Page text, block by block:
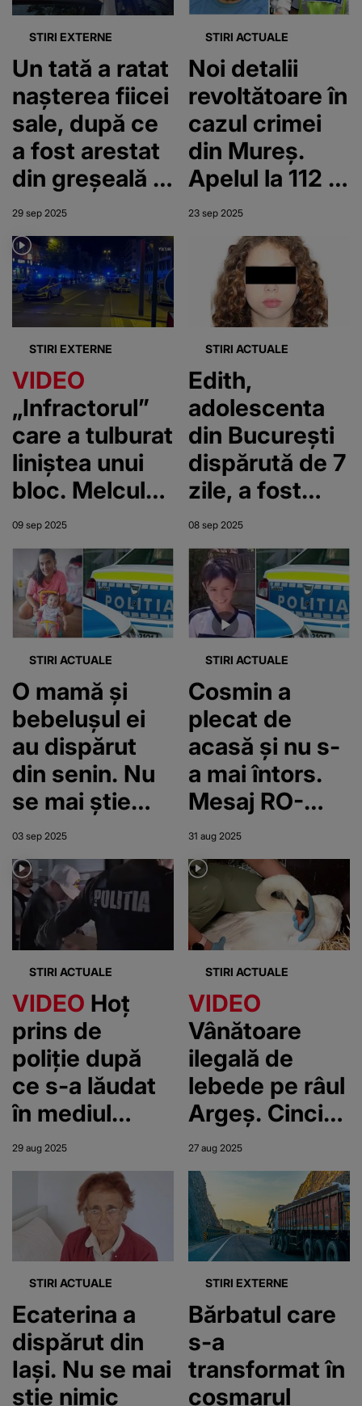
jar
STIRI EXTERNE
Un tată a ratat
nașterea fiicei
sale, după ce
a fost arestat
din greșeală și
a petrecut
două
săptămâni în
închisoare.
Mărturia care
l-a scos din
spatele
gratiilor: „Nu l-
am văzut
niciodată”
29 sep 2025
STIRI ACTUALE
Noi detalii
revoltătoare în
cazul crimei
din Mureș.
Apelul la 112 al
tatălui Andei,
victima lui
Emil Gânj,
dezvăluie
amănunte
tulburătoare:
„Fiica mea e
hărțuită de
oamenii legii”
23 sep 2025
STIRI EXTERNE
VIDEO
„Infractorul”
care a tulburat
liniștea unui
bloc. Melcul
le-a adus
locatarilor o
noapte de
coșmar
09 sep 2025
STIRI ACTUALE
Edith,
adolescenta
din București
dispărută de 7
zile, a fost
găsită. Unde
se afla fata de
14 ani
08 sep 2025
STIRI ACTUALE
O mamă și
bebelușul ei
au dispărut
din senin. Nu
se mai știe
nimic de
femeia de 37
de ani și de
copilul său de
peste o
săptămână
03 sep 2025
STIRI ACTUALE
Cosmin a
plecat de
acasă și nu s-
a mai întors.
Mesaj RO-
Alert pentru
găsirea
băiatului de 11
ani, dispărut
din Sălaj
31 aug 2025
STIRI ACTUALE
VIDEO Hoț
prins de
poliție după
ce s-a lăudat
în mediul
online că a
spart un
magazin.
Tânărul a fost
săltat din
București
29 aug 2025
STIRI ACTUALE
VIDEO
Vânătoare
ilegală de
lebede pe râul
Argeș. Cinci
bărbați sunt
anchetați
penal
27 aug 2025
STIRI ACTUALE
Ecaterina a
dispărut din
Iași. Nu se mai
știe nimic
STIRI EXTERNE
Bărbatul care
s-a
transformat în
coșmarul